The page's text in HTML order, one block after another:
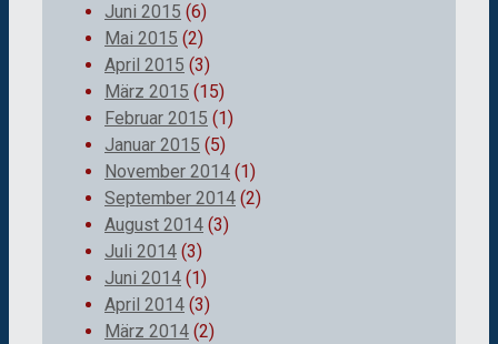
Juni 2015 (6)
Mai 2015 (2)
April 2015 (3)
März 2015 (15)
Februar 2015 (1)
Januar 2015 (5)
November 2014 (1)
September 2014 (2)
August 2014 (3)
Juli 2014 (3)
Juni 2014 (1)
April 2014 (3)
März 2014 (2)